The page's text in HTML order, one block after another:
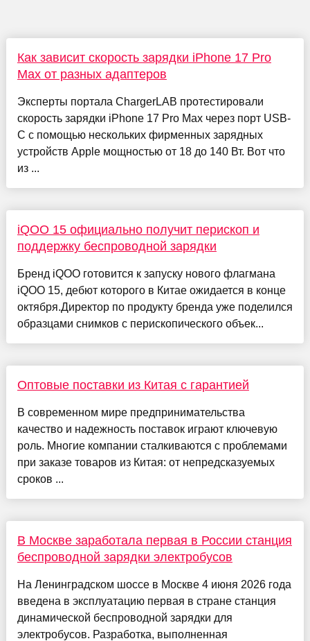
Как зависит скорость зарядки iPhone 17 Pro
Max от разных адаптеров
Эксперты портала ChargerLAB протестировали
скорость зарядки iPhone 17 Pro Max через порт USB-
C с помощью нескольких фирменных зарядных
устройств Apple мощностью от 18 до 140 Вт. Вот что
из ...
iQOO 15 официально получит перископ и
поддержку беспроводной зарядки
Бренд iQOO готовится к запуску нового флагмана
iQOO 15, дебют которого в Китае ожидается в конце
октября.Директор по продукту бренда уже поделился
образцами снимков с перископического объек...
Оптовые поставки из Китая с гарантией
В современном мире предпринимательства
качество и надежность поставок играют ключевую
роль. Многие компании сталкиваются с проблемами
при заказе товаров из Китая: от непредсказуемых
сроков ...
В Москве заработала первая в России станция
беспроводной зарядки электробусов
На Ленинградском шоссе в Москве 4 июня 2026 года
введена в эксплуатацию первая в стране станция
динамической беспроводной зарядки для
электробусов. Разработка, выполненная